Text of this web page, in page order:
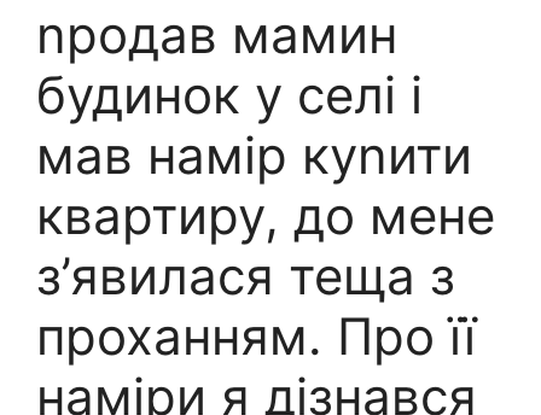
nродав мамин
будинок у селі і
мав намір куnити
квартиру, до мене
з’явилася теща з
проханням. Про її
наміри я дізнався